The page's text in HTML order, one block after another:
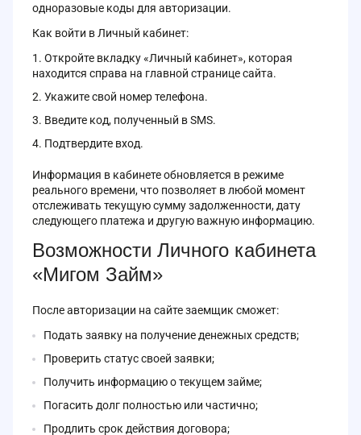
одноразовые коды для авторизации.
Как войти в Личный кабинет:
Откройте вкладку «Личный кабинет», которая
находится справа на главной странице сайта.
Укажите свой номер телефона.
Введите код, полученный в SMS.
Подтвердите вход.
Информация в кабинете обновляется в режиме
реального времени, что позволяет в любой момент
отслеживать текущую сумму задолженности, дату
следующего платежа и другую важную информацию.
Возможности Личного кабинета
«Мигом Займ»
После авторизации на сайте заемщик сможет:
Подать заявку на получение денежных средств;
Проверить статус своей заявки;
Получить информацию о текущем займе;
Погасить долг полностью или частично;
Продлить срок действия договора;